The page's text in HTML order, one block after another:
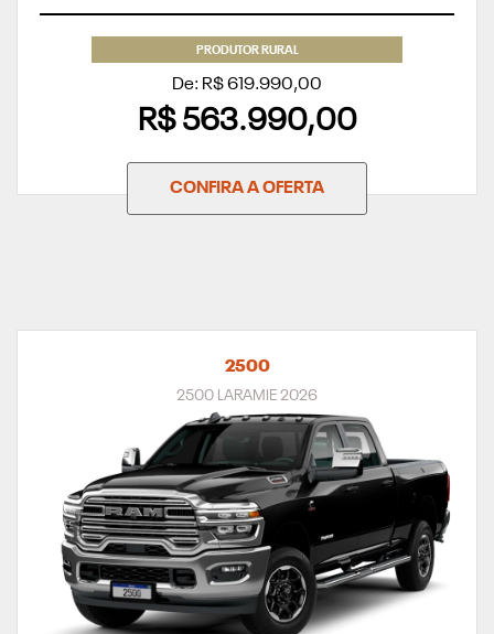
PRODUTOR RURAL
De: R$ 619.990,00
R$ 563.990,00
CONFIRA A OFERTA
2500
2500 LARAMIE 2026